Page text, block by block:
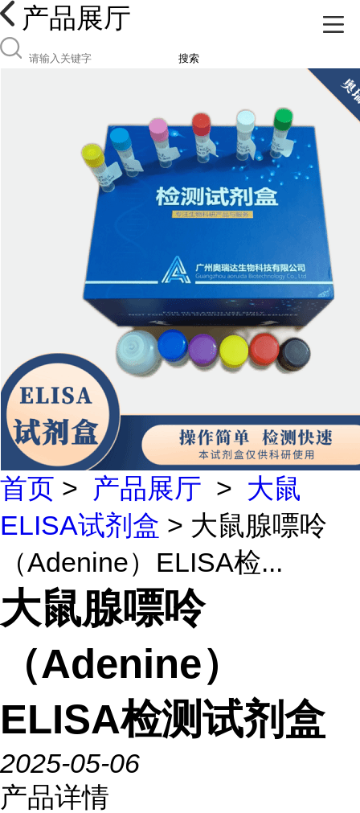
产品展厅
搜索
首页 > 产品展厅 > 大鼠
ELISA试剂盒 > 大鼠腺嘌呤
（Adenine）ELISA检...
大鼠腺嘌呤
（Adenine）
ELISA检测试剂盒
2025-05-06
产品详情